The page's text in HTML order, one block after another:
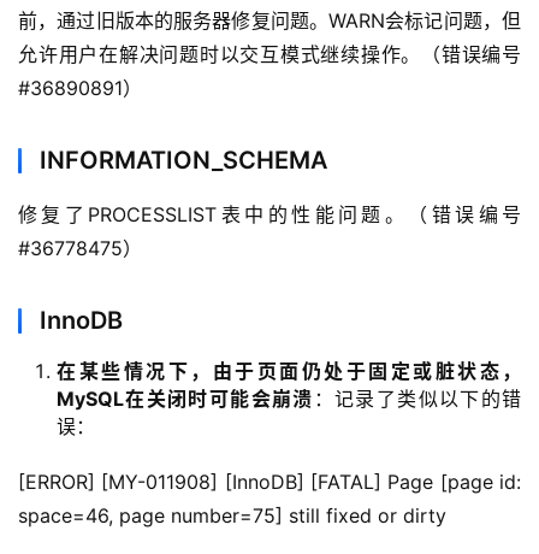
前，通过旧版本的服务器修复问题。WARN会标记问题，但
允许用户在解决问题时以交互模式继续操作。（错误编号
#36890891）
INFORMATION_SCHEMA
修复了PROCESSLIST表中的性能问题。（错误编号
#36778475）
InnoDB
在某些情况下，由于页面仍处于固定或脏状态，
MySQL在关闭时可能会崩溃 ：记录了类似以下的错
误：
[ERROR] [MY-011908] [InnoDB] [FATAL] Page [page id:
space=46, page number=75] still fixed or dirty